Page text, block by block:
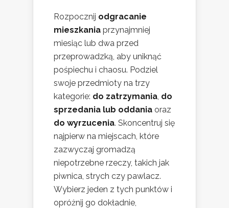
Rozpocznij odgracanie
mieszkania przynajmniej
miesiąc lub dwa przed
przeprowadzką, aby uniknąć
pośpiechu i chaosu. Podziel
swoje przedmioty na trzy
kategorie: do zatrzymania, do
sprzedania lub oddania oraz
do wyrzucenia. Skoncentruj się
najpierw na miejscach, które
zazwyczaj gromadzą
niepotrzebne rzeczy, takich jak
piwnica, strych czy pawlacz.
Wybierz jeden z tych punktów i
opróżnij go dokładnie,